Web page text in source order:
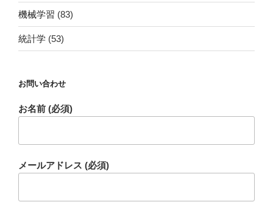
機械学習 (83)
統計学 (53)
お問い合わせ
お名前 (必須)
メールアドレス (必須)